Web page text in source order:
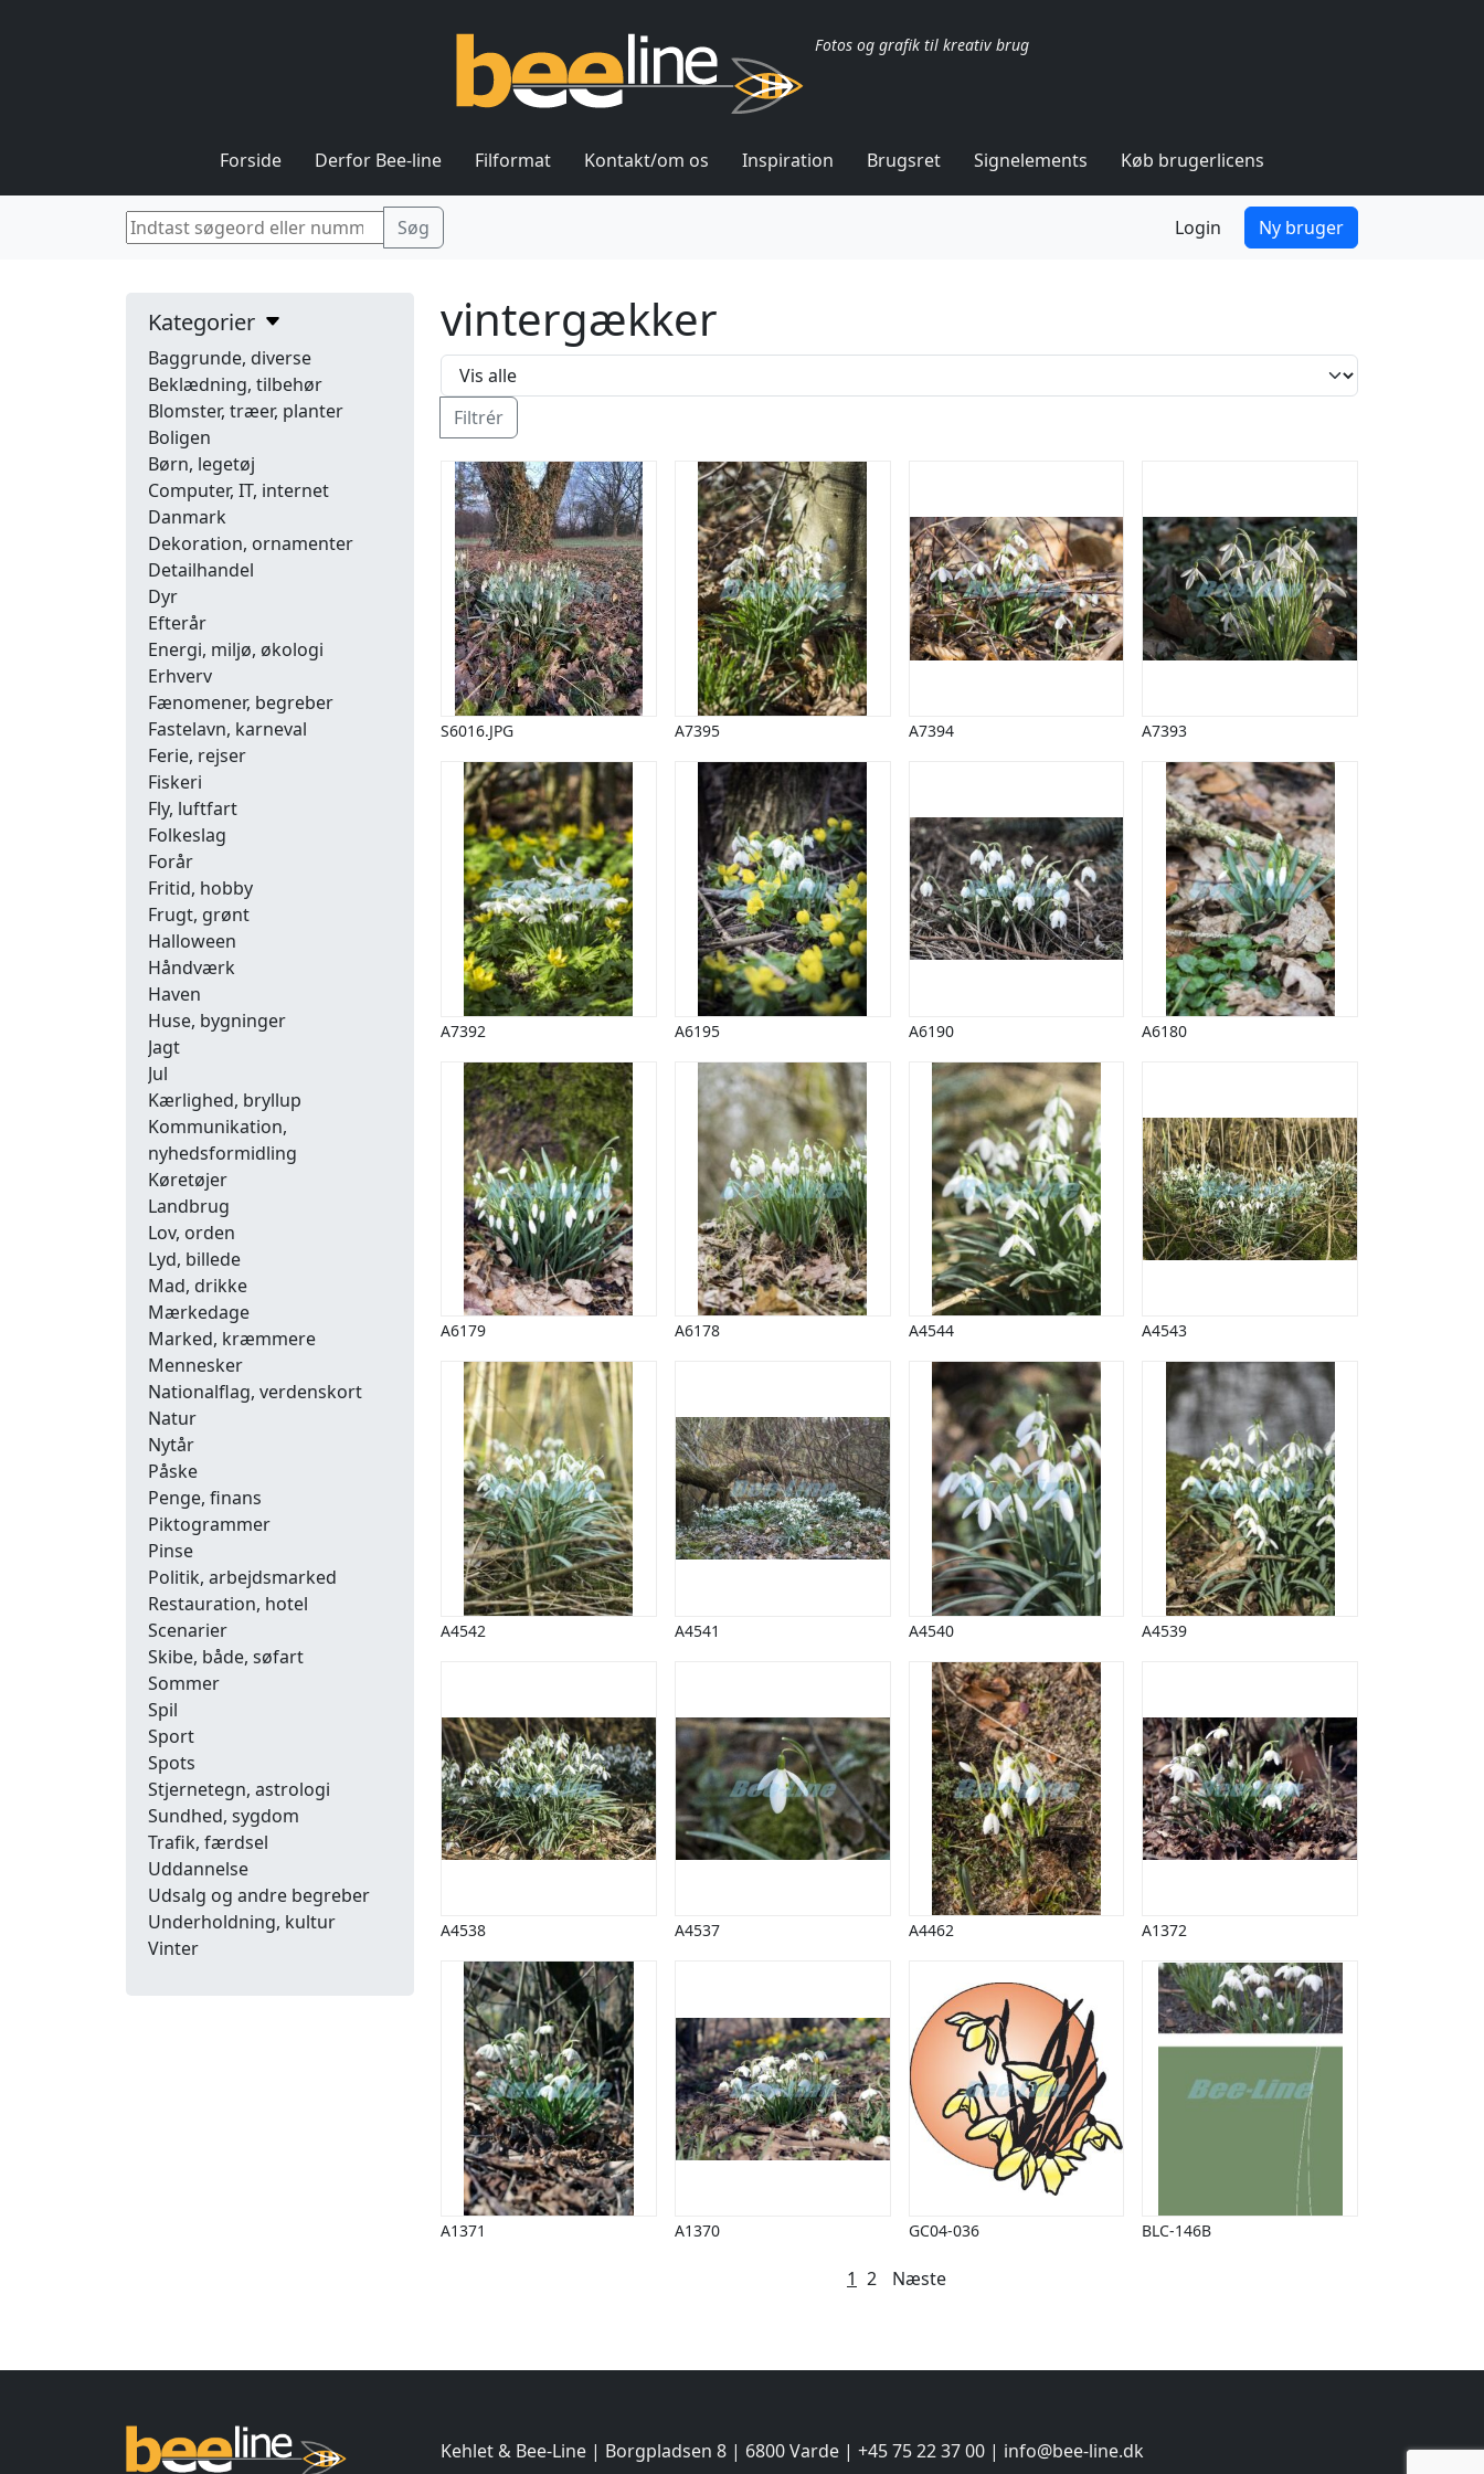
Fotos og grafik til kreativ brug
Forside Derfor Bee-line Filformat Kontakt/om os Inspiration Brugsret Signelements Køb brugerlicens
Login Ny bruger
Kategorier
Baggrunde, diverse
Beklædning, tilbehør
Blomster, træer, planter
Boligen
Børn, legetøj
Computer, IT, internet
Danmark
Dekoration, ornamenter
Detailhandel
Dyr
Efterår
Energi, miljø, økologi
Erhverv
Fænomener, begreber
Fastelavn, karneval
Ferie, rejser
Fiskeri
Fly, luftfart
Folkeslag
Forår
Fritid, hobby
Frugt, grønt
Halloween
Håndværk
Haven
Huse, bygninger
Jagt
Jul
Kærlighed, bryllup
Kommunikation,
nyhedsformidling
Køretøjer
Landbrug
Lov, orden
Lyd, billede
Mad, drikke
Mærkedage
Marked, kræmmere
Mennesker
Nationalflag, verdenskort
Natur
Nytår
Påske
Penge, finans
Piktogrammer
Pinse
Politik, arbejdsmarked
Restauration, hotel
Scenarier
Skibe, både, søfart
Sommer
Spil
Sport
Spots
Stjernetegn, astrologi
Sundhed, sygdom
Trafik, færdsel
Uddannelse
Udsalg og andre begreber
Underholdning, kultur
Vinter
vintergækker
Filtrér
S6016.JPG A7395 A7394 A7393
A7392 A6195 A6190 A6180
A6179 A6178 A4544 A4543
A4542 A4541 A4540 A4539
A4538 A4537 A4462 A1372
A1371 A1370 GC04-036 BLC-146B
1 2 Næste
Kehlet & Bee-Line | Borgpladsen 8 | 6800 Varde | +45 75 22 37 00 | info@bee-line.dk